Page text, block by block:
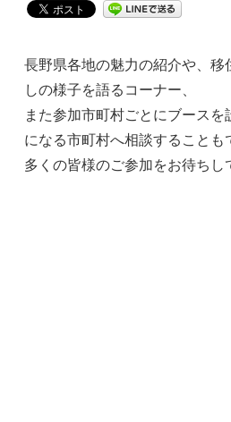
長野県各地の魅力の紹介や、移
しの様子を語るコーナー、
また参加市町村ごとにブース
になる市町村へ相談することも
多くの皆様のご参加をお待ちし